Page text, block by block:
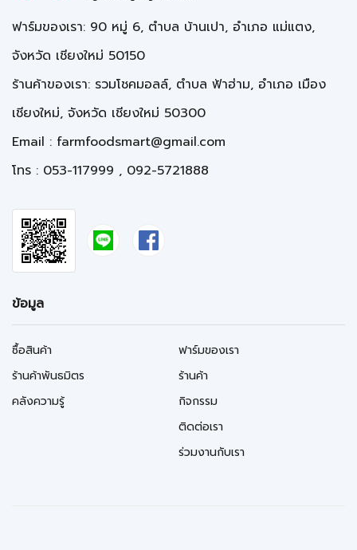
ฟาร์มของเรา: 90 หมู่ 6, ตำบล บ้านเปา, อำเภอ แม่แตง,
จังหวัด เชียงใหม่ 50150
ร้านค้าของเรา: รวมโชคมอลล์, ตำบล ฟ้าฮ่าม, อำเภอ เมือง
เชียงใหม่, จังหวัด เชียงใหม่ 50300
Email : farmfoodsmart@gmail.com
โทร : 053-117999 , 092-5721888
ข้อมูล
ซื้อสินค้า
ร้านค้าพันธมิตร
คลังความรู้
ฟาร์มของเรา
ร้านค้า
กิจกรรม
ติดต่อเรา
ร่วมงานกับเรา